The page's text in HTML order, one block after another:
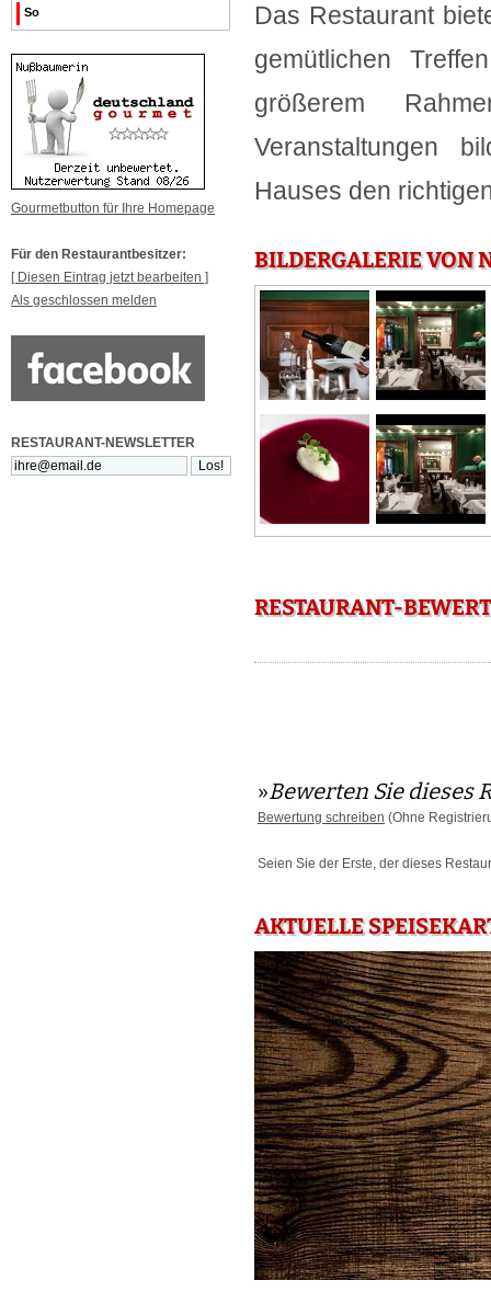
So
Gourmetbutton für Ihre Homepage
Für den Restaurantbesitzer:
[ Diesen Eintrag jetzt bearbeiten ]
Als geschlossen melden
RESTAURANT-NEWSLETTER
Das Restaurant
gemütlichen
größerem
Veranstaltungen
Hauses den
BILDERGALERIE VON
RESTAURANT-
»Bewerten Sie dieses
Bewertung schreiben (Ohne
Seien Sie der Erste, der dieses
AKTUELLE